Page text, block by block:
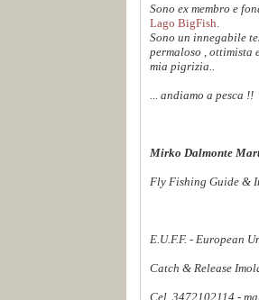
Sono ex membro e
Lago BigFish.
Sono un innegabile
permaloso , ottimista
mia pigrizia..
... andiamo a pesca !!
Mirko Dalmonte
Fly Fishing Guide &
E.U.F.F. - European
Catch & Release
Cel. 3472102114 -